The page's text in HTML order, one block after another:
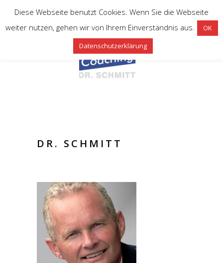
DR. SCHMITT
Diese Webseite benutzt Cookies. Wenn Sie die Webseite
weiter nutzen, gehen wir von Ihrem Einverständnis aus.
OK
Datenschutzerklärung